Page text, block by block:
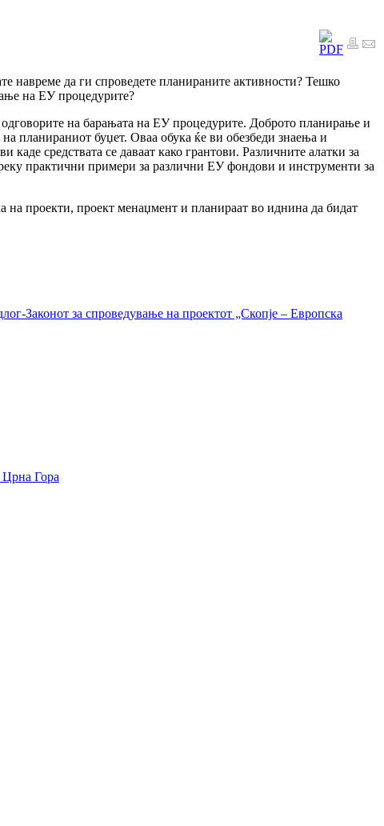
навреме да ги спроведете планираните активности? Тешко
на ЕУ процедурите?
на барањата на ЕУ процедурите. Доброто планирање и
планираниот буџет. Оваа обука ќе ви обезбеди знаења и
средствата се даваат како грантови. Различните алатки за
практични примери за различни ЕУ фондови и инструменти за
на проекти, проект менаџмент и планираат во иднина да бидат
Законот за спроведување на проектот „Скопје – Европска
Црна Гора